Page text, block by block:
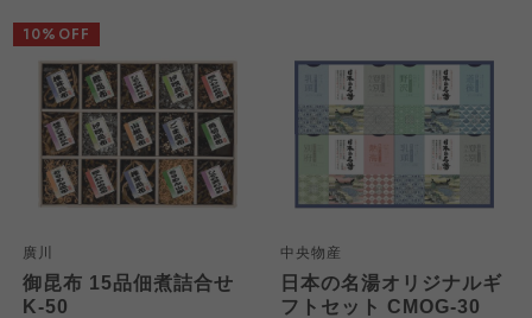
廣川
御昆布 15品佃煮詰合せ
K-50
10%OFF
中央物産
日本の名湯オリジナルギ
フトセット CMOG-30